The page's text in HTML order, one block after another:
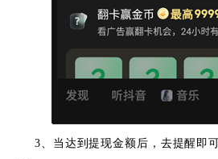
3、当达到提现金额后，去提醒即